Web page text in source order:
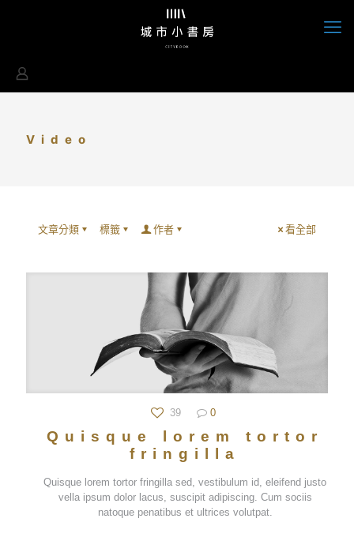
Video
文章分類 標籤 作者 看全部
39 0
Quisque lorem tortor
fringilla
Quisque lorem tortor fringilla sed, vestibulum id, eleifend justo
vella ipsum dolor lacus, suscipit adipiscing. Cum sociis
natoque penatibus et ultrices volutpat.